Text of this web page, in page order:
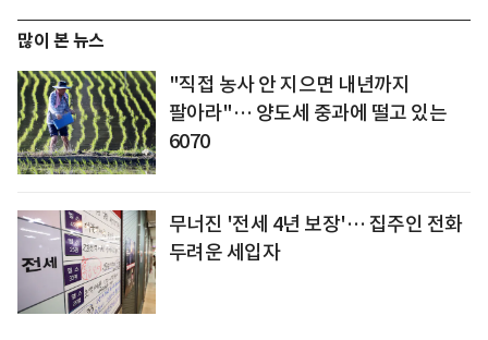
많이 본 뉴스
"직접 농사 안 지으면 내년까지
팔아라"… 양도세 중과에 떨고 있는
6070
무너진 '전세 4년 보장'… 집주인 전화
두려운 세입자